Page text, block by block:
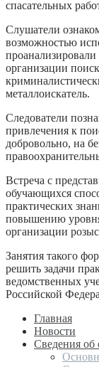
спасательных
Слушатели
возможностью
организации
металлоискатель.
Следователи
привлечения к
добровольно, на
Встреча с
обучающихся
практических
повышению
организации
Занятия такого
решить задачи
ведомственных
Российской
Главная
Новости
Сведения об